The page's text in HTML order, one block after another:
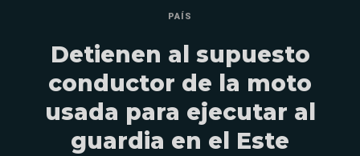
PAÍS
Detienen al supuesto
conductor de la moto
usada para ejecutar al
guardia en el Este